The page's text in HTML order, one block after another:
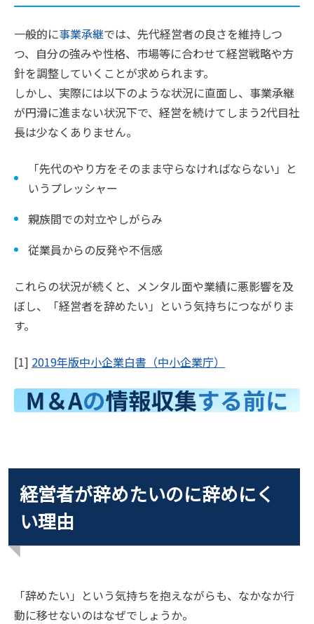
一般的に事業承継では、先代経営者の良さを維持しつ
つ、自分の強みや性格、市場等に合わせて経営戦略や方
針を調整していくことが求められます。
しかし、実際には以下のような状況に直面し、事業承継
が円滑に進まない状況下で、経営を続けてしまう2代目社
長は少なくありません。
「先代のやり方をそのまま守らなければならない」と
いうプレッシャー
親族間での対立やしがらみ
従業員からの反発や不信感
これらの状況が続くと、メンタル面や業績に悪影響を及
ぼし、「経営者を辞めたい」という気持ちにつながりま
す。
[1] 2019年版中小企業白書（中小企業庁）
経営者が辞めたいのに辞めにく
い理由
「辞めたい」という気持ちを抱えながらも、なかなか行
動に移せないのはなぜでしょうか。